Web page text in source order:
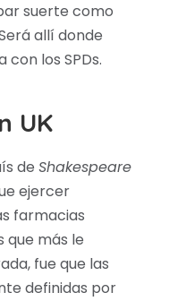
suerte como
allí donde
los SPDs.
UK
de Shakespeare
ejercer
farmacias
que más le
fue que las
definidas por